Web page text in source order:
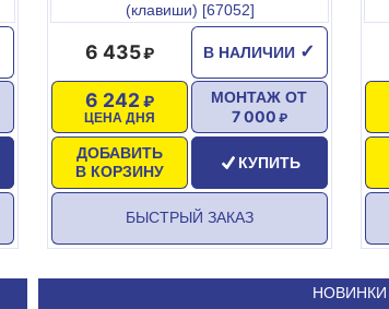
(клавиши) [67052]
В НАЛИЧИИ ✓
6 435
ЦЕНА ДНЯ
6 242
ДОБАВИТЬ
В КОРЗИНУ
МОНТАЖ ОТ
7 000
КУПИТЬ
БЫСТРЫЙ ЗАКАЗ
НОВИНКИ